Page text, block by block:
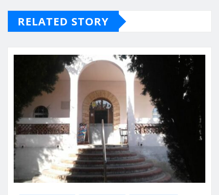
RELATED STORY